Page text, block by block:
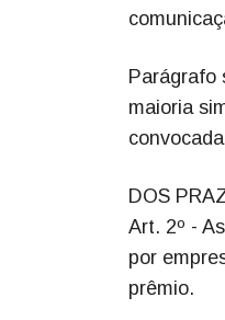
Parágrafo
maioria
DOS
Art. 2º -
por
prêmio.